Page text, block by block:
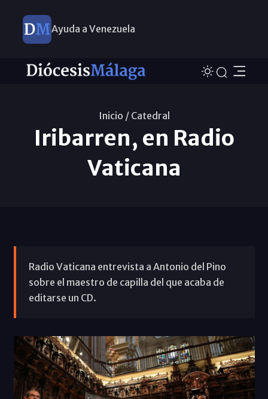
Ayuda a Venezuela
Inicio / Catedral
Iribarren, en Radio
Vaticana
Radio Vaticana entrevista a Antonio del Pino
sobre el maestro de capilla del que acaba de
editarse un CD.